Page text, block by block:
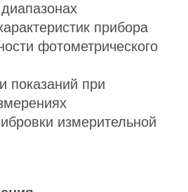
прибора
фотометрического
показаний при
измерительной